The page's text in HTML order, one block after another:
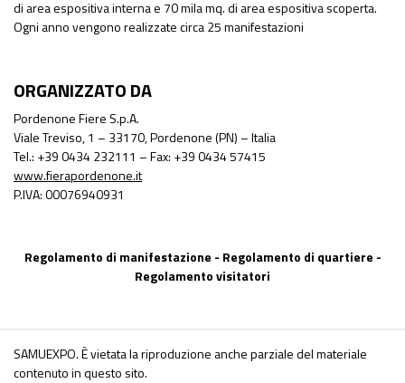
di area espositiva interna e 70 mila mq. di area espositiva scoperta.
Ogni anno vengono realizzate circa 25 manifestazioni
ORGANIZZATO DA
Pordenone Fiere S.p.A.
Viale Treviso, 1 – 33170, Pordenone (PN) – Italia
Tel.: +39 0434 232111 – Fax: +39 0434 57415
www.fierapordenone.it
P.IVA: 00076940931
Regolamento di manifestazione - Regolamento di quartiere -
Regolamento visitatori
SAMUEXPO. È vietata la riproduzione anche parziale del materiale
contenuto in questo sito.